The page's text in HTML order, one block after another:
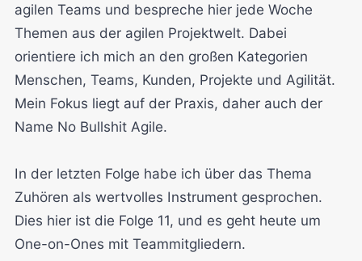
agilen Teams und bespreche hier jede Woche
Themen aus der agilen Projektwelt. Dabei
orientiere ich mich an den großen Kategorien
Menschen, Teams, Kunden, Projekte und Agilität.
Mein Fokus liegt auf der Praxis, daher auch der
Name No Bullshit Agile.
In der letzten Folge habe ich über das Thema
Zuhören als wertvolles Instrument gesprochen.
Dies hier ist die Folge 11, und es geht heute um
One-on-Ones mit Teammitgliedern.